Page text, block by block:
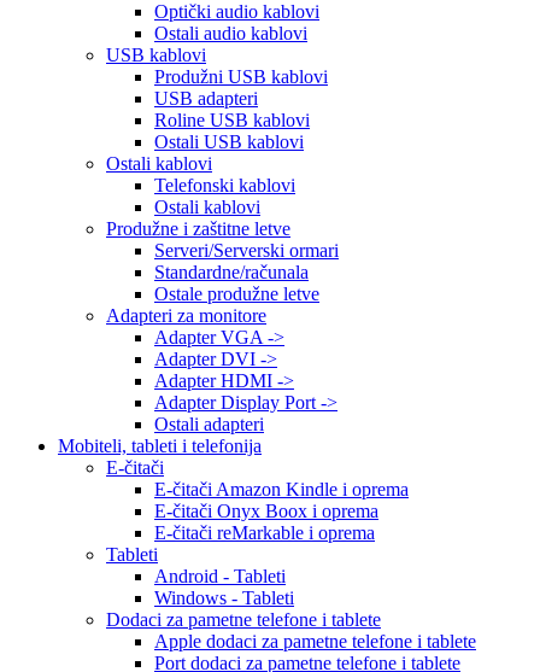
Optički audio kablovi
Ostali audio kablovi
USB kablovi
Produžni USB kablovi
USB adapteri
Roline USB kablovi
Ostali USB kablovi
Ostali kablovi
Telefonski kablovi
Ostali kablovi
Produžne i zaštitne letve
Serveri/Serverski ormari
Standardne/računala
Ostale produžne letve
Adapteri za monitore
Adapter VGA ->
Adapter DVI ->
Adapter HDMI ->
Adapter Display Port ->
Ostali adapteri
Mobiteli, tableti i telefonija
E-čitači
E-čitači Amazon Kindle i oprema
E-čitači Onyx Boox i oprema
E-čitači reMarkable i oprema
Tableti
Android - Tableti
Windows - Tableti
Dodaci za pametne telefone i tablete
Apple dodaci za pametne telefone i tablete
Port dodaci za pametne telefone i tablete